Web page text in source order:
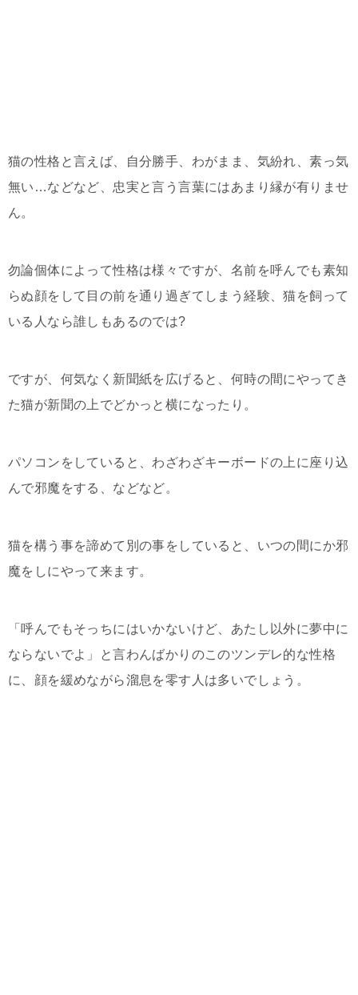
猫の性格と言えば、自分勝手、わがまま、気紛れ、素っ気
無い…などなど、忠実と言う言葉にはあまり縁が有りませ
ん。
勿論個体によって性格は様々ですが、名前を呼んでも素知
らぬ顔をして目の前を通り過ぎてしまう経験、猫を飼って
いる人なら誰しもあるのでは?
ですが、何気なく新聞紙を広げると、何時の間にやってき
た猫が新聞の上でどかっと横になったり。
パソコンをしていると、わざわざキーボードの上に座り込
んで邪魔をする、などなど。
猫を構う事を諦めて別の事をしていると、いつの間にか邪
魔をしにやって来ます。
「呼んでもそっちにはいかないけど、あたし以外に夢中に
ならないでよ」と言わんばかりのこのツンデレ的な性格
に、顔を緩めながら溜息を零す人は多いでしょう。